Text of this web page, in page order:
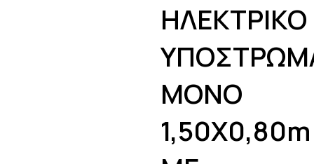
ΗΛΕΚΤΡΙΚΟ
ΜΟΝΟ
1,50Χ0,80m